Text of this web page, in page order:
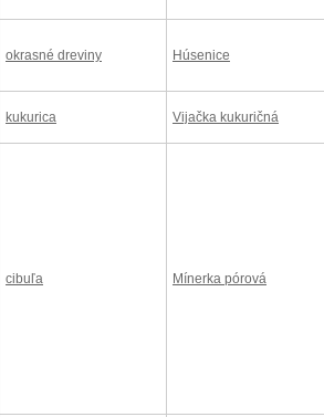
okrasné dreviny Húsenice
kukurica Vijačka kukuričná
cibuľa Mínerka pórová